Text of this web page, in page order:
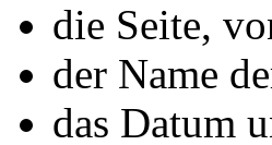
die Seite,
der Name
das Datum